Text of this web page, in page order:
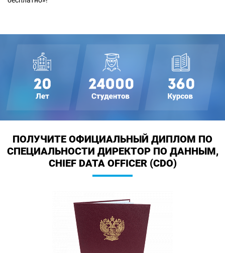
ПОЛУЧИТЕ ОФИЦИАЛЬНЫЙ ДИПЛОМ ПО
СПЕЦИАЛЬНОСТИ ДИРЕКТОР ПО ДАННЫМ,
CHIEF DATA OFFICER (CDO)